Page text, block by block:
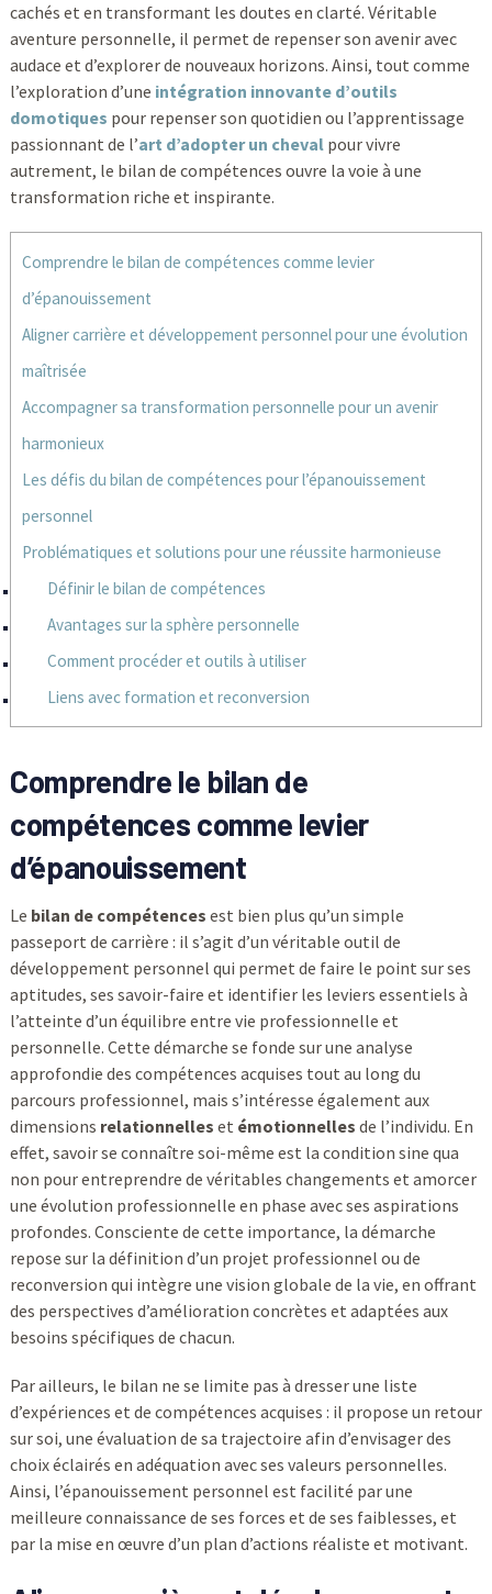
cachés et en transformant les doutes en clarté. Véritable
aventure personnelle, il permet de repenser son avenir avec
audace et d’explorer de nouveaux horizons. Ainsi, tout comme
l’exploration d’une intégration innovante d’outils
domotiques pour repenser son quotidien ou l’apprentissage
passionnant de l’art d’adopter un chevalpour vivre
autrement, le bilan de compétences ouvre la voie à une
transformation riche et inspirante.
Comprendre le bilan de compétences comme levier
d’épanouissement
Aligner carrière et développement personnel pour une évolution
maîtrisée
Accompagner sa transformation personnelle pour un avenir
harmonieux
Les défis du bilan de compétences pour l’épanouissement
personnel
Problématiques et solutions pour une réussite harmonieuse
Définir le bilan de compétences
Avantages sur la sphère personnelle
Comment procéder et outils à utiliser
Liens avec formation et reconversion
Comprendre le bilan de
compétences comme levier
d’épanouissement
Le bilan de compétences est bien plus qu’un simple
passeport de carrière : il s’agit d’un véritable outil de
développement personnel qui permet de faire le point sur ses
aptitudes, ses savoir-faire et identifier les leviers essentiels à
l’atteinte d’un équilibre entre vie professionnelle et
personnelle. Cette démarche se fonde sur une analyse
approfondie des compétences acquises tout au long du
parcours professionnel, mais s’intéresse également aux
dimensions relationnelles et émotionnelles de l’individu. En
effet, savoir se connaître soi-même est la condition sine qua
non pour entreprendre de véritables changements et amorcer
une évolution professionnelle en phase avec ses aspirations
profondes. Consciente de cette importance, la démarche
repose sur la définition d’un projet professionnel ou de
reconversion qui intègre une vision globale de la vie, en offrant
des perspectives d’amélioration concrètes et adaptées aux
besoins spécifiques de chacun.
Par ailleurs, le bilan ne se limite pas à dresser une liste
d’expériences et de compétences acquises : il propose un retour
sur soi, une évaluation de sa trajectoire afin d’envisager des
choix éclairés en adéquation avec ses valeurs personnelles.
Ainsi, l’épanouissement personnel est facilité par une
meilleure connaissance de ses forces et de ses faiblesses, et
par la mise en œuvre d’un plan d’actions réaliste et motivant.